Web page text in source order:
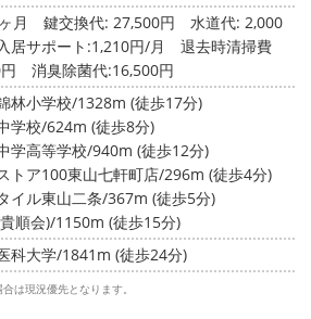
月 鍵交換代: 27,500円
水道代: 2,000
居サポート:1,210円/月 退去時清掃費
消臭除菌代:16,500円
林小学校/1328m (徒歩17分)
学校/624m (徒歩8分)
学高等学校/940m (徒歩12分)
トア100東山七軒町店/296m (徒歩4分)
イル東山二条/367m (徒歩5分)
順会)/1150m (徒歩15分)
科大学/1841m (徒歩24分)
は現況優先となります。